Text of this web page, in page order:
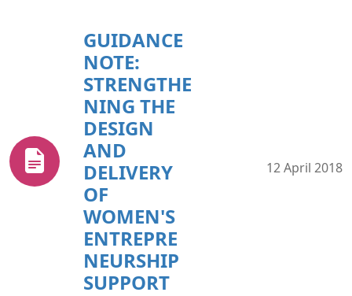
GUIDANCE
NOTE:
STRENGTHE
NING THE
DESIGN
AND
DELIVERY
OF
WOMEN'S
ENTREPRE
NEURSHIP
SUPPORT
12 April 2018